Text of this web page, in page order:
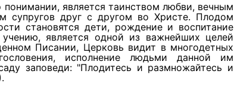
понимании, является таинством любви, вечным
супругов друг с другом во Христе. Плодом
становятся дети, рождение и воспитание
является одной из важнейших целей
Писании, Церковь видит в многодетных
исполнение людьми данной им
заповеди: "Плодитесь и размножайтесь и